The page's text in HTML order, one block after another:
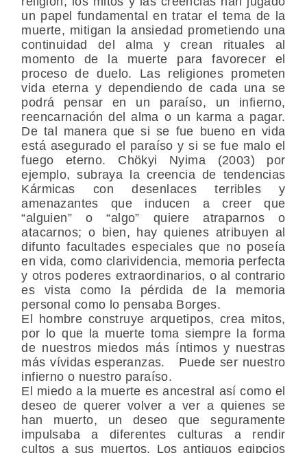
un papel fundamental en tratar el tema de la
muerte, mitigan la ansiedad prometiendo una
continuidad del alma y crean rituales al
momento de la muerte para favorecer el
proceso de duelo. Las religiones prometen
vida eterna y dependiendo de cada una se
podrá pensar en un paraíso, un infierno,
reencarnación del alma o un karma a pagar.
De tal manera que si se fue bueno en vida
está asegurado el paraíso y si se fue malo el
fuego eterno. Chökyi Nyima (2003) por
ejemplo, subraya la creencia de tendencias
Kármicas con desenlaces terribles y
amenazantes que inducen a creer que
“alguien” o “algo” quiere atraparnos o
atacarnos; o bien, hay quienes atribuyen al
difunto facultades especiales que no poseía
en vida, como clarividencia, memoria perfecta
y otros poderes extraordinarios, o al contrario
es vista como la pérdida de la memoria
personal como lo pensaba Borges.
El hombre construye arquetipos, crea mitos,
por lo que la muerte toma siempre la forma
de nuestros miedos más íntimos y nuestras
más vívidas esperanzas. Puede ser nuestro
infierno o nuestro paraíso.
El miedo a la muerte es ancestral así como el
deseo de querer volver a ver a quienes se
han muerto, un deseo que seguramente
impulsaba a diferentes culturas a rendir
cultos a sus muertos. Los antiguos egipcios